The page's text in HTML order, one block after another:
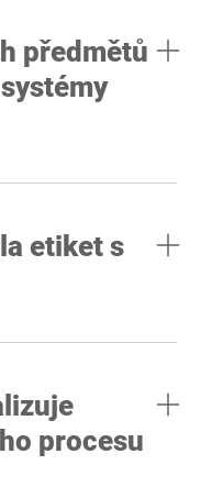
předmětů
etiket s
procesu